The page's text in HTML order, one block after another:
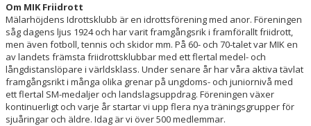
Om MIK Friidrott
Mälarhöjdens Idrottsklubb är en idrottsförening med anor. Föreningen
såg dagens ljus 1924 och har varit framgångsrik i framförallt friidrott,
men även fotboll, tennis och skidor mm. På 60- och 70-talet var MIK en
av landets främsta friidrottsklubbar med ett flertal medel- och
långdistanslöpare i världsklass. Under senare år har våra aktiva tävlat
framgångsrikt i många olika grenar på ungdoms- och juniornivå med
ett flertal SM-medaljer och landslagsuppdrag. Föreningen växer
kontinuerligt och varje år startar vi upp flera nya träningsgrupper för
sjuåringar och äldre. Idag är vi över 500 medlemmar.